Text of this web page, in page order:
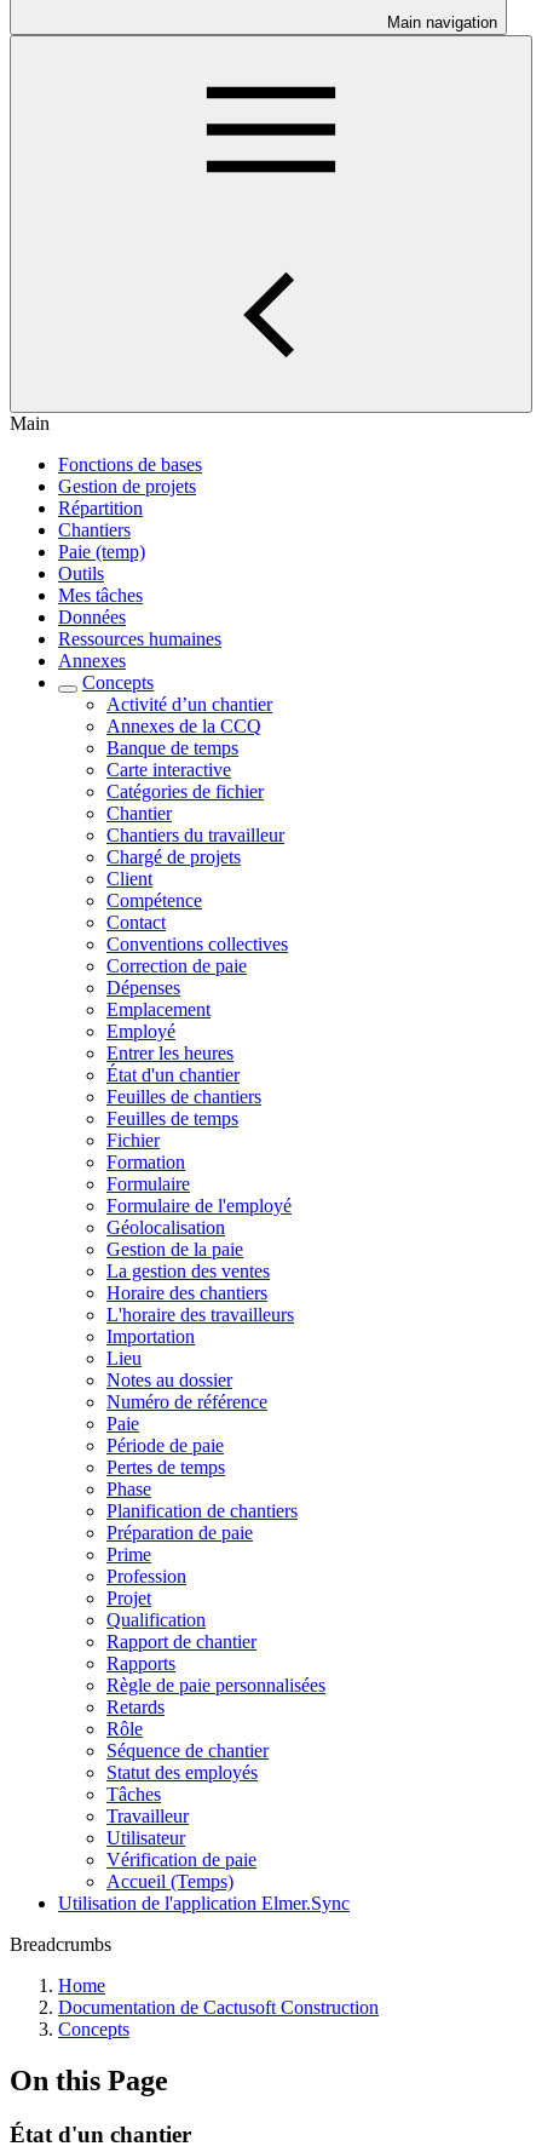
Main navigation
Main
Fonctions de bases
Gestion de projets
Répartition
Chantiers
Paie (temp)
Outils
Mes tâches
Données
Ressources humaines
Annexes
Concepts
Activité d’un chantier
Annexes de la CCQ
Banque de temps
Carte interactive
Catégories de fichier
Chantier
Chantiers du travailleur
Chargé de projets
Client
Compétence
Contact
Conventions collectives
Correction de paie
Dépenses
Emplacement
Employé
Entrer les heures
État d'un chantier
Feuilles de chantiers
Feuilles de temps
Fichier
Formation
Formulaire
Formulaire de l'employé
Géolocalisation
Gestion de la paie
La gestion des ventes
Horaire des chantiers
L'horaire des travailleurs
Importation
Lieu
Notes au dossier
Numéro de référence
Paie
Période de paie
Pertes de temps
Phase
Planification de chantiers
Préparation de paie
Prime
Profession
Projet
Qualification
Rapport de chantier
Rapports
Règle de paie personnalisées
Retards
Rôle
Séquence de chantier
Statut des employés
Tâches
Travailleur
Utilisateur
Vérification de paie
Accueil (Temps)
Utilisation de l'application Elmer.Sync
Breadcrumbs
Home
Documentation de Cactusoft Construction
Concepts
On this Page
État d'un chantier